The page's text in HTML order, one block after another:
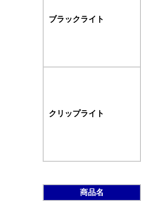
ブラックライト
クリップライト
商品名